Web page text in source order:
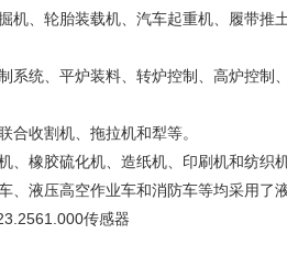
机、轮胎装载机、汽车起重机、履带推
系统、平炉装料、转炉控制、高炉控制
合收割机、拖拉机和犁等。
橡胶硫化机、造纸机、印刷机和纺织机
液压高空作业车和消防车等均采用了液
传感器